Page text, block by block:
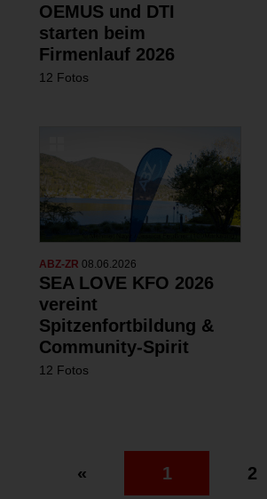
OEMUS und DTI
starten beim
Firmenlauf 2026
12 Fotos
ABZ-ZR 08.06.2026
SEA LOVE KFO 2026
vereint
Spitzenfortbildung &
Community-Spirit
12 Fotos
« 1 2